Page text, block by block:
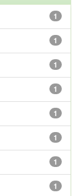
1
1
1
1
1
1
1
1